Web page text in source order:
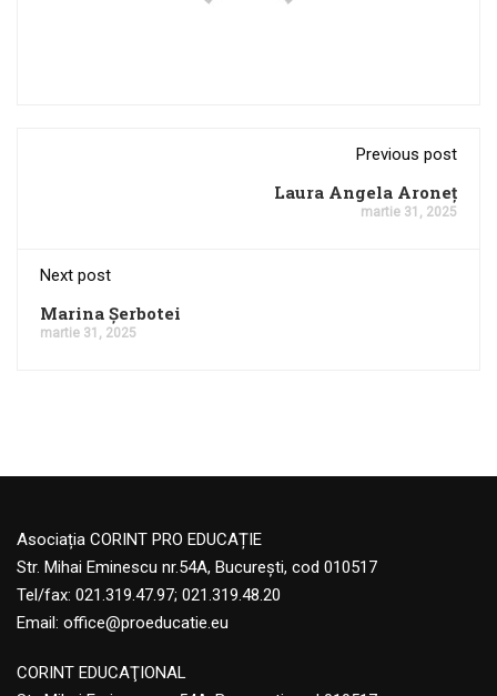
Previous post
Laura Angela Aroneţ
martie 31, 2025
Next post
Marina Șerbotei
martie 31, 2025
Asociația CORINT PRO EDUCAȚIE
Str. Mihai Eminescu nr.54A, București, cod 010517
Tel/fax: 021.319.47.97; 021.319.48.20
Email: office@proeducatie.eu
CORINT EDUCAŢIONAL